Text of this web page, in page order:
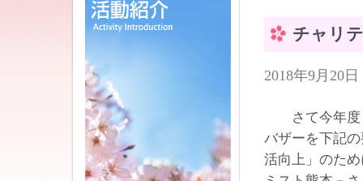
チャリ
2018年9月20
さて今年度
バザーを下記
活向上」のた